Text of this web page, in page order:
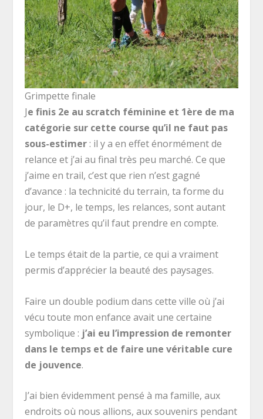
Grimpette finale
Je finis 2e au scratch féminine et 1ère de ma
catégorie sur cette course qu’il ne faut pas
sous-estimer : il y a en effet énormément de
relance et j’ai au final très peu marché. Ce que
j’aime en trail, c’est que rien n’est gagné
d’avance : la technicité du terrain, ta forme du
jour, le D+, le temps, les relances, sont autant
de paramètres qu’il faut prendre en compte.
Le temps était de la partie, ce qui a vraiment
permis d’apprécier la beauté des paysages.
Faire un double podium dans cette ville où j’ai
vécu toute mon enfance avait une certaine
symbolique : j’ai eu l’impression de remonter
dans le temps et de faire une véritable cure
de jouvence.
J’ai bien évidemment pensé à ma famille, aux
endroits où nous allions, aux souvenirs pendant